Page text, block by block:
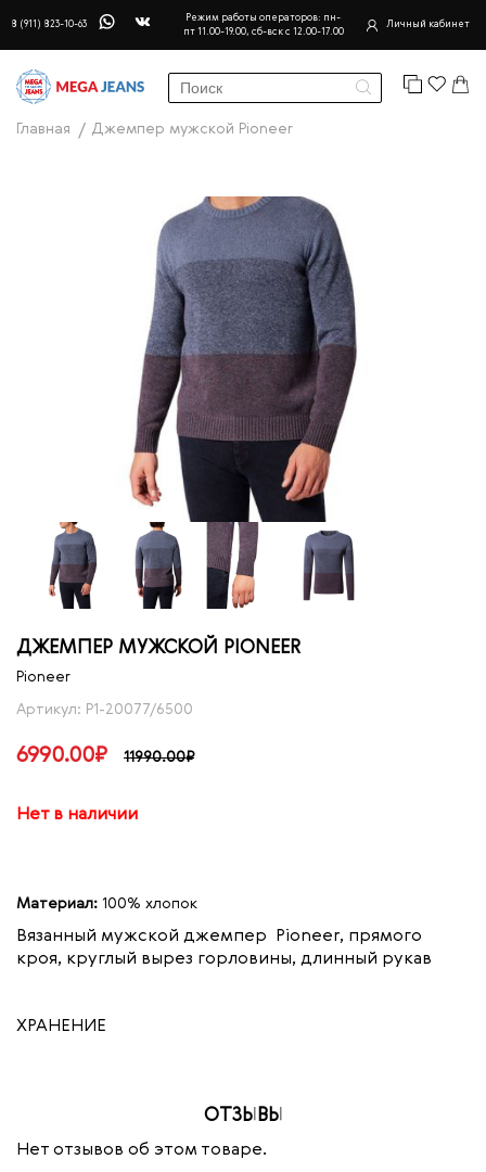
8 (911) 823-10-63
Режим работы операторов: пн-
пт 11.00-19.00, сб-вск с 12.00-17.00
Личный кабинет
Главная Джемпер мужской Pioneer
ДЖЕМПЕР МУЖСКОЙ PIONEER
Pioneer
Артикул: P1-20077/6500
6990.00₽ 11990.00₽
Нет в наличии
Материал: 100% хлопок
Вязанный мужской джемпер Pioneer, прямого
кроя, круглый вырез горловины, длинный рукав
ХРАНЕНИЕ
ОТЗЫВЫ
Нет отзывов об этом товаре.